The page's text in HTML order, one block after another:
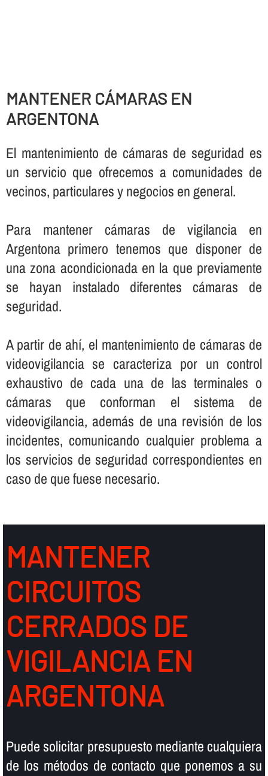
MANTENER CÁMARAS EN
ARGENTONA
El mantenimiento de cámaras de seguridad es
un servicio que ofrecemos a comunidades de
vecinos, particulares y negocios en general.
Para mantener cámaras de vigilancia en
Argentona primero tenemos que disponer de
una zona acondicionada en la que previamente
se hayan instalado diferentes cámaras de
seguridad.
A partir de ahí­, el mantenimiento de cámaras de
videovigilancia se caracteriza por un control
exhaustivo de cada una de las terminales o
cámaras que conforman el sistema de
videovigilancia, además de una revisión de los
incidentes, comunicando cualquier problema a
los servicios de seguridad correspondientes en
caso de que fuese necesario.
MANTENER
CIRCUITOS
CERRADOS DE
VIGILANCIA EN
ARGENTONA
Puede solicitar presupuesto mediante cualquiera
de los métodos de contacto que ponemos a su